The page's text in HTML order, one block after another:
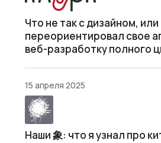
Что не так с дизайном,
переориентировал свое
веб-разработку полного
15 апреля 2025
Наши 象: что я узнал про